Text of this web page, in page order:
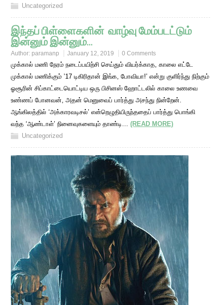
Uncategorized
இந்தப் பிள்ளைகளின் வாழ்வு மேம்படட்டும்
இன்னும் இன்னும்…
Author: paramanp January 12, 2019 0 Comments
முக்கால் மணி நேரம் நடைப்பயிற்சி செய்தும் வியர்க்காத, காலை எட்டே
முக்கால் மணிக்கும் ’17 டிகிரிதான் இங்க, போவியா!’ என்று குளிர்ந்து நிற்கும்
ஓசூரின் சிப்காட்டையொட்டிய ஒரு பிசினஸ் ஹோட்டலில் காலை உணவை
உண்ணப் போனவன், அதன் மெனுவைப் பார்த்து அசந்து நின்றேன்.
ஆங்கிலத்தில் ‘அக்காரவடிசல்’ என்றெழுதியிருந்ததைப் பார்த்து பொங்கி
வந்த ‘ஆண்டாள்’ நினைவுகளையும் தாண்டி…(READ MORE)
Uncategorized